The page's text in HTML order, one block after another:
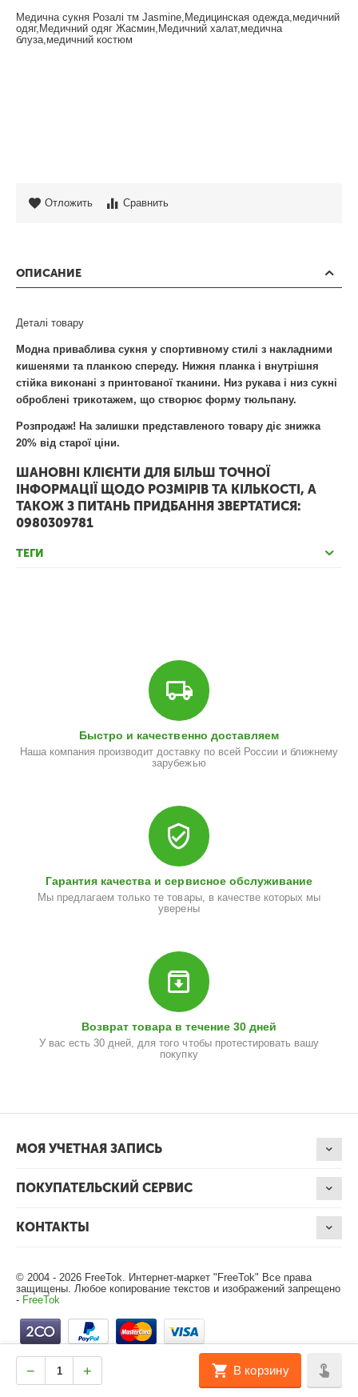
+
− В корзину
Медична сукня Розалі тм Jasmine,Медицинская одежда,медичний
одяг,Медичний одяг Жасмин,Медичний халат,медична
блуза,медичний костюм
Отложить Сравнить
ОПИСАНИЕ
Деталі товару
Модна приваблива сукня у спортивному стилі з накладними
кишенями та планкою спереду. Нижня планка і внутрішня
стійка виконані з принтованої тканини. Низ рукава і низ сукні
оброблені трикотажем, що створює форму тюльпану.
Розпродаж! На залишки представленого товару діє знижка
20% від старої ціни.
ШАНОВНІ КЛІЄНТИ ДЛЯ БІЛЬШ ТОЧНОЇ
ІНФОРМАЦІЇ ЩОДО РОЗМІРІВ ТА КІЛЬКОСТІ, А
ТАКОЖ З ПИТАНЬ ПРИДБАННЯ ЗВЕРТАТИСЯ:
0980309781
ТЕГИ
Быстро и качественно доставляем
Наша компания производит доставку по всей России и ближнему
зарубежью
Гарантия качества и сервисное обслуживание
Мы предлагаем только те товары, в качестве которых мы
уверены
Возврат товара в течение 30 дней
У вас есть 30 дней, для того чтобы протестировать вашу
покупку
МОЯ УЧЕТНАЯ ЗАПИСЬ
ПОКУПАТЕЛЬСКИЙ СЕРВИС
КОНТАКТЫ
© 2004 - 2026 FreeTok. Интернет-маркет "FreeTok" Все права
защищены. Любое копирование текстов и изображений запрещено
- FreeTok